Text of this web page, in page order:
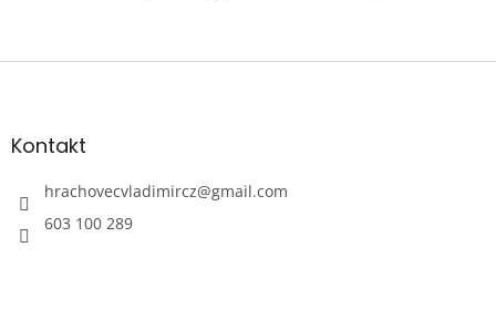
Z
aKontakt
hrachovecvladimircz@gmail.com
603 100 289